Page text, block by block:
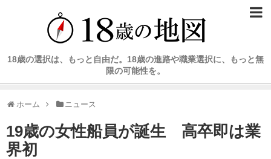
18歳の選択は、もっと自由だ。18歳の進路や職業選択に、もっと無
限の可能性を。
ホーム ニュース
19歳の女性船員が誕生 高卒即は業
界初